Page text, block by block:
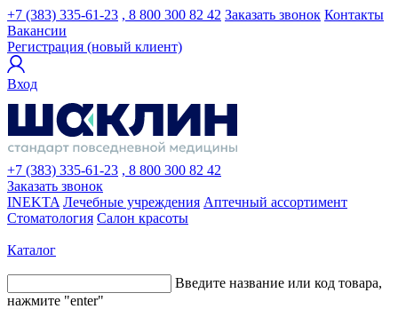
+7 (383) 335-61-23 , 8 800 300 82 42 Заказать звонок Контакты
Вакансии
Регистрация (новый клиент)
Вход
+7 (383) 335-61-23 , 8 800 300 82 42
Заказать звонок
INEKTA Лечебные учреждения Аптечный ассортимент
Стоматология Салон красоты
Каталог
Введите название или код товара,
нажмите "enter"